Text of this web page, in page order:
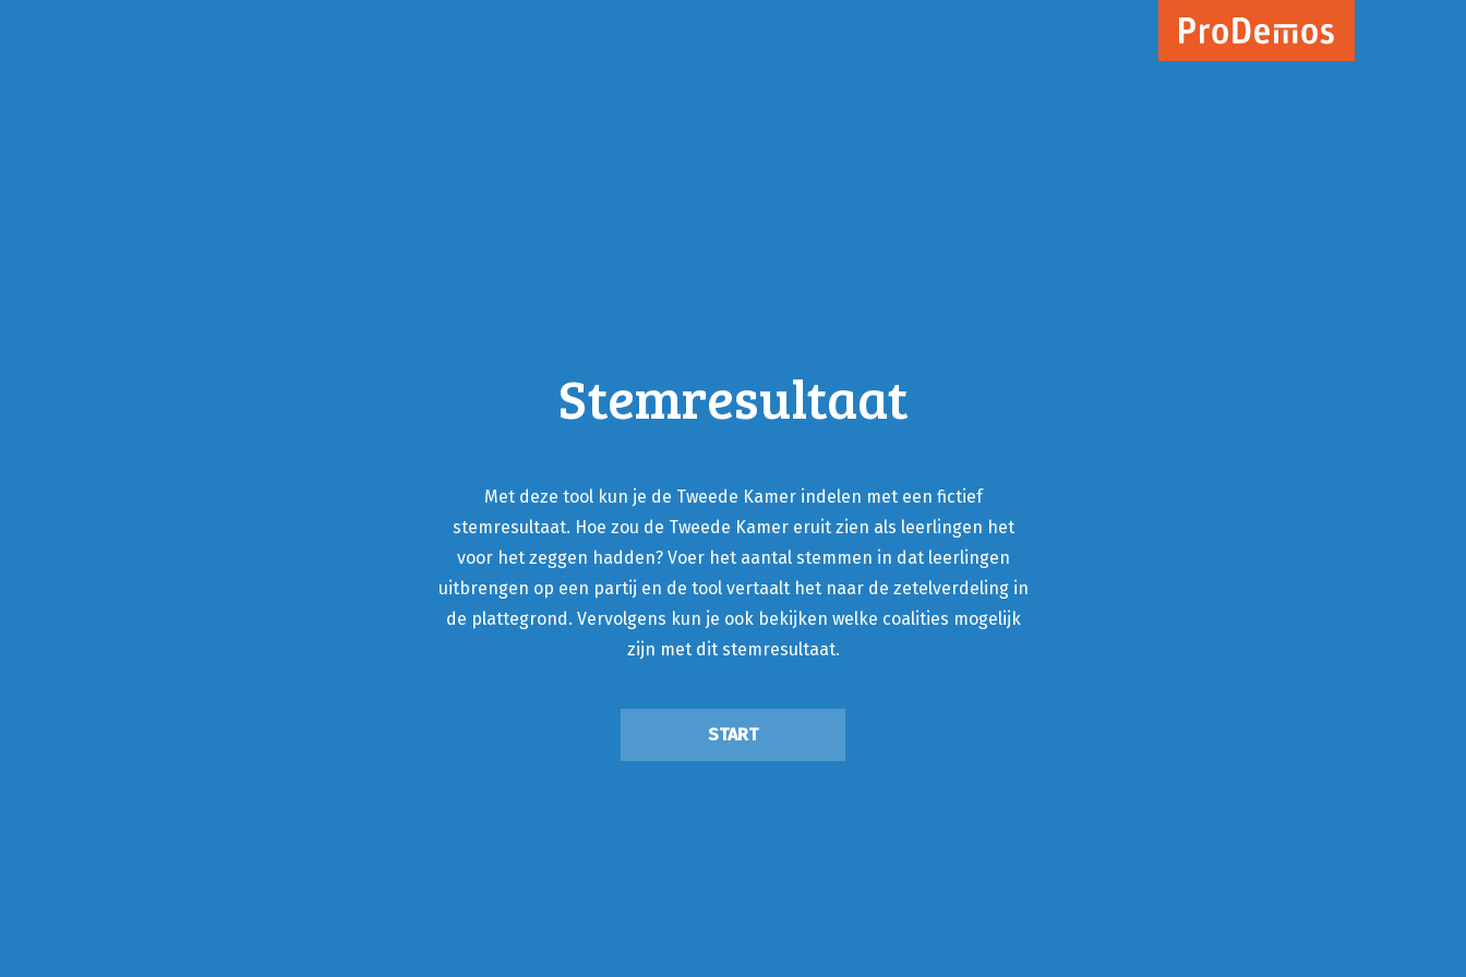
Stemresultaat
Met deze tool kun je de Tweede Kamer indelen met een fictief
stemresultaat. Hoe zou de Tweede Kamer eruit zien als leerlingen het
voor het zeggen hadden? Voer het aantal stemmen in dat leerlingen
uitbrengen op een partij en de tool vertaalt het naar de zetelverdeling in
de plattegrond. Vervolgens kun je ook bekijken welke coalities mogelijk
zijn met dit stemresultaat.
START